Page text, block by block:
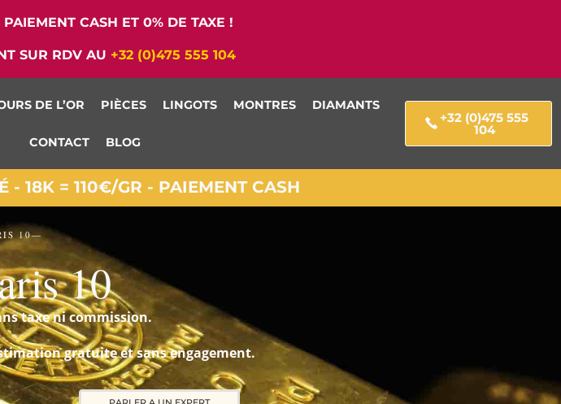
PAIEMENT CASH ET 0% DE TAXE !
SUR RDV AU +32 (0)475 555 104
DE L’OR PIÈCES LINGOTS MONTRES DIAMANTS
CONTACT BLOG
+32 (0)475 555
104
- 18K = 110€/GR - PAIEMENT CASH
10—
10
taxe ni commission.
gratuite et sans engagement.